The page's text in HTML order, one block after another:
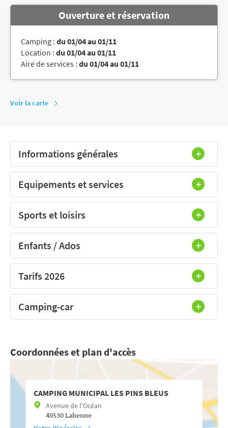
Ouverture et réservation
Camping : du 01/04 au 01/11
Location : du 01/04 au 01/11
Aire de services : du 01/04 au 01/11
Voir la carte
Informations générales
Equipements et services
Sports et loisirs
Enfants / Ados
Tarifs 2026
Camping-car
Coordonnées et plan d'accès
CAMPING MUNICIPAL LES PINS BLEUS
Avenue de l'Océan
40530 Labenne